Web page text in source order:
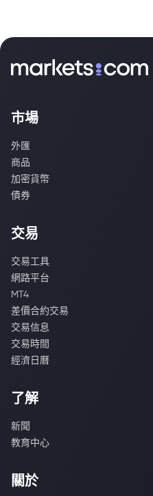
市場
外匯
商品
加密貨幣
債券
交易
交易工具
網路平台
MT4
差價合約交易
交易信息
交易時間
經濟日曆
了解
新聞
教育中心
關於